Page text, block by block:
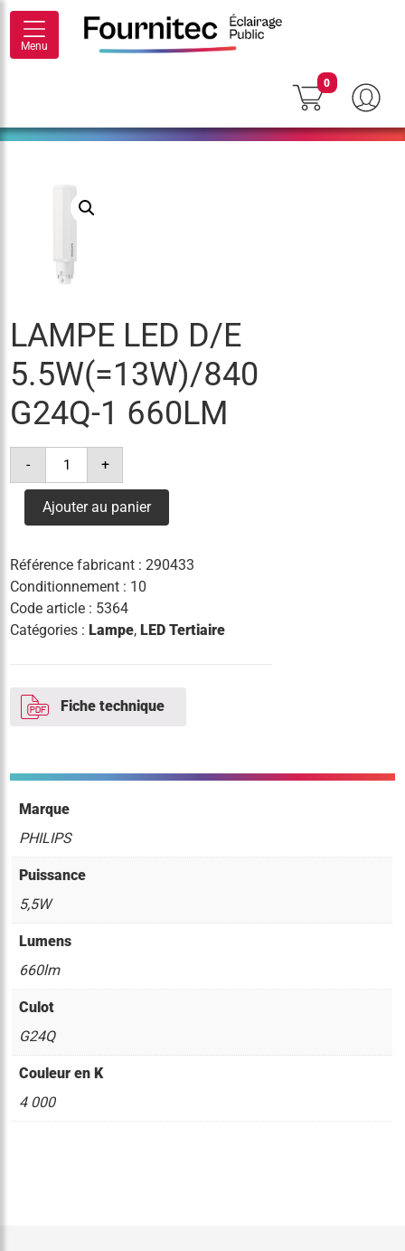
Menu
0
LAMPE LED D/E
5.5W(=13W)/840
G24Q-1 660LM
-
quantité
lampe
d/e
5.5w(=13w)/840
660lm
+
Ajouter au panier
Référence fabricant :290433
Conditionnement : 10
Code article : 5364
Catégories :Lampe,LED Tertiaire
Fiche technique
Marque
PHILIPS
Puissance
5,5W
Lumens
660lm
Culot
G24Q
Couleur en K
4 000